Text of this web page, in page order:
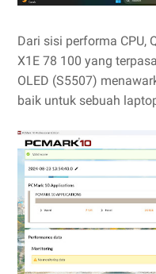
Dari sisi performa CPU,
X1E 78 100 yang
OLED (S5507)
baik untuk sebuah